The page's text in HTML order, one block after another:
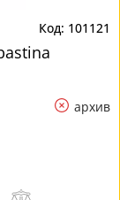
101121
архив